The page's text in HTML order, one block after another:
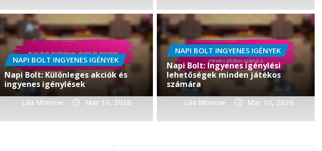
PASS ROYALE BÓNUSZ JUTALMAK
Pass Royale: Bónusz Jutalmak a
Season Pass Tulajdonosoknak
Lila Monroe Mar 9, 2026
NAPI BOLT INGYENES IGÉNYEK
Napi Bolt: Különleges akciók és
ingyenes igénylések
Lila Monroe Mar 10, 2026
NAPI BOLT INGYENES IGÉNYEK
Napi Bolt: Ingyenes igénylési
lehetőségek minden játékos
számára
Lila Monroe Mar 10, 2026